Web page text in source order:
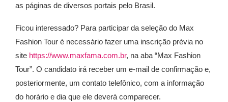
as páginas de diversos portais pelo Brasil.
Ficou interessado? Para participar da seleção do Max
Fashion Tour é necessário fazer uma inscrição prévia no
site https://www.maxfama.com.br, na aba “Max Fashion
Tour”. O candidato irá receber um e-mail de confirmação e,
posteriormente, um contato telefônico, com a informação
do horário e dia que ele deverá comparecer.